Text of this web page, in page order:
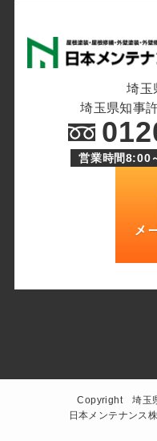
埼玉
埼玉県知事
営業時間8:00
Copyright 埼玉
日本メンテナン